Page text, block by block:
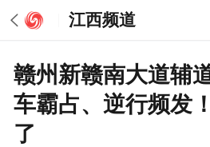
江西频道
赣州新赣南大道辅
车霸占、逆行频发
了